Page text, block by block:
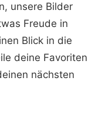
unsere Bilder
Freude in
Blick in die
deine Favoriten
nächsten